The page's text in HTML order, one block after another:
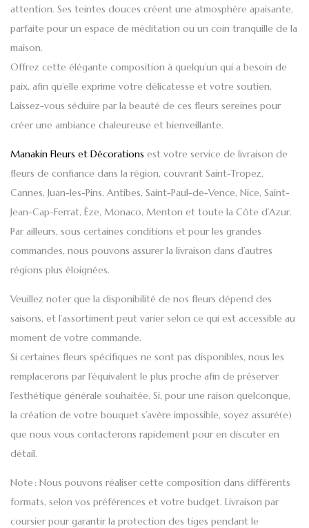
attention. Ses teintes douces créent une atmosphère apaisante,
parfaite pour un espace de méditation ou un coin tranquille de la
maison.
Offrez cette élégante composition à quelqu’un qui a besoin de
paix, afin qu’elle exprime votre délicatesse et votre soutien.
Laissez-vous séduire par la beauté de ces fleurs sereines pour
créer une ambiance chaleureuse et bienveillante.
Manakin Fleurs et Décorations est votre service de livraison de
fleurs de confiance dans la région, couvrant Saint-Tropez,
Cannes, Juan-les-Pins, Antibes, Saint-Paul-de-Vence, Nice, Saint-
Jean-Cap-Ferrat, Èze, Monaco, Menton et toute la Côte d’Azur.
Par ailleurs, sous certaines conditions et pour les grandes
commandes, nous pouvons assurer la livraison dans d’autres
régions plus éloignées.
Veuillez noter que la disponibilité de nos fleurs dépend des
saisons, et l’assortiment peut varier selon ce qui est accessible au
moment de votre commande.
Si certaines fleurs spécifiques ne sont pas disponibles, nous les
remplacerons par l’équivalent le plus proche afin de préserver
l’esthétique générale souhaitée. Si, pour une raison quelconque,
la création de votre bouquet s’avère impossible, soyez assuré(e)
que nous vous contacterons rapidement pour en discuter en
détail.
Note : Nous pouvons réaliser cette composition dans différents
formats, selon vos préférences et votre budget. Livraison par
coursier pour garantir la protection des tiges pendant le